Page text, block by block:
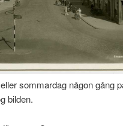
sommardag någon gång
bilden.